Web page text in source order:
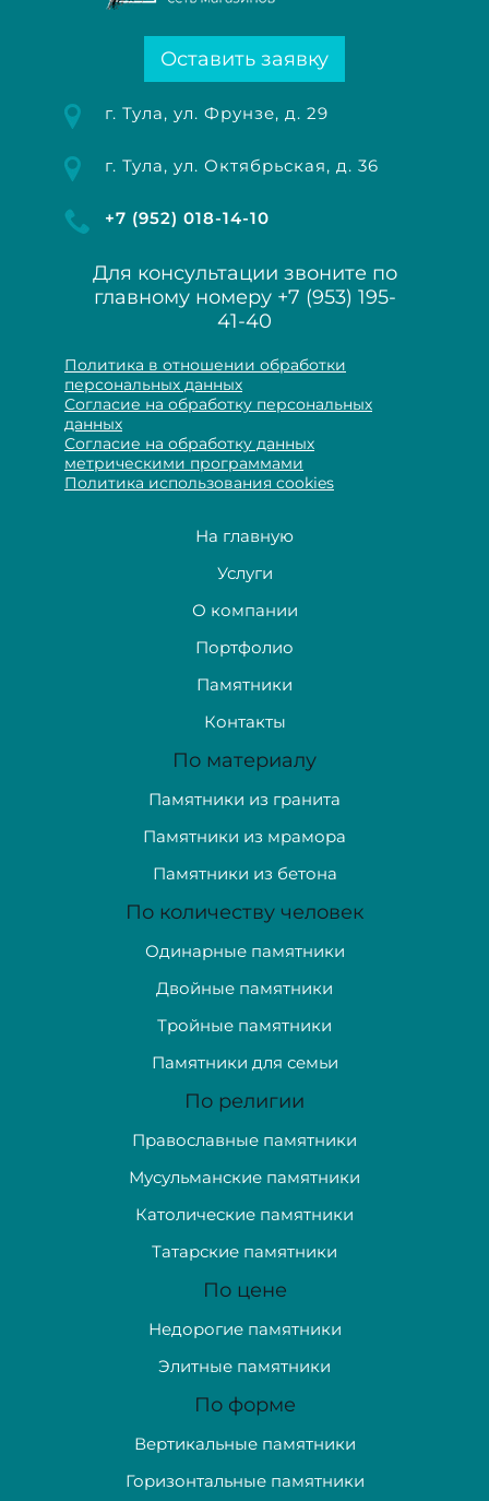
Оставить заявку
г. Тула, ул. Фрунзе, д. 29
г. Тула, ул. Октябрьская, д. 36
+7 (952) 018-14-10
Для консультации звоните по
главному номеру +7 (953) 195-
41-40
Политика в отношении обработки
персональных данных
Согласие на обработку персональных
данных
Согласие на обработку данных
метрическими программами
Политика использования cookies
На главную
Услуги
О компании
Портфолио
Памятники
Контакты
По материалу
Памятники из гранита
Памятники из мрамора
Памятники из бетона
По количеству человек
Одинарные памятники
Двойные памятники
Тройные памятники
Памятники для семьи
По религии
Православные памятники
Мусульманские памятники
Католические памятники
Татарские памятники
По цене
Недорогие памятники
Элитные памятники
По форме
Вертикальные памятники
Горизонтальные памятники